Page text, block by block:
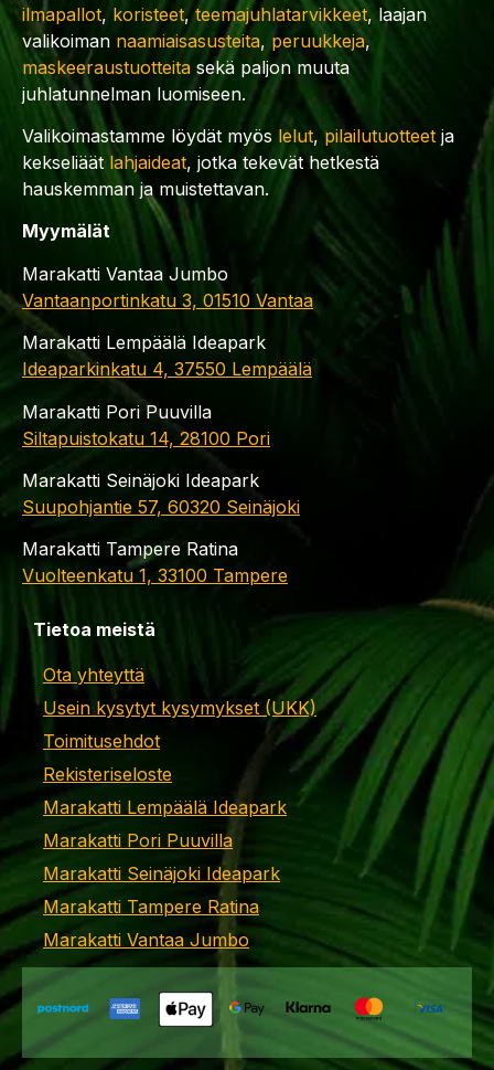
ilmapallot, koristeet,teemajuhlatarvikkeet, laajan
valikoiman naamiaisasusteita, peruukkeja,
maskeeraustuotteita sekä paljon muuta
juhlatunnelman luomiseen.
Valikoimastamme löydät myös lelut,pilailutuotteet ja
kekseliäät lahjaideat, jotka tekevät hetkestä
hauskemman ja muistettavan.
Myymälät
Marakatti Vantaa Jumbo
Vantaanportinkatu 3, 01510 Vantaa
Marakatti Lempäälä Ideapark
Ideaparkinkatu 4, 37550 Lempäälä
Marakatti Pori Puuvilla
Siltapuistokatu 14, 28100 Pori
Marakatti Seinäjoki Ideapark
Suupohjantie 57, 60320 Seinäjoki
Marakatti Tampere Ratina
Vuolteenkatu 1, 33100 Tampere
Tietoa meistä
Ota yhteyttä
Usein kysytyt kysymykset (UKK)
Toimitusehdot
Rekisteriseloste
Marakatti Lempäälä Ideapark
Marakatti Pori Puuvilla
Marakatti Seinäjoki Ideapark
Marakatti Tampere Ratina
Marakatti Vantaa Jumbo